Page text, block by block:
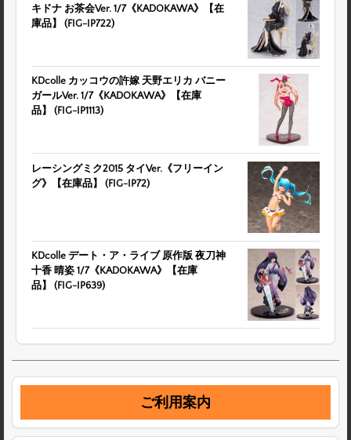
キドナ お茶会Ver. 1/7《KADOKAWA》【在
庫品】 (FIG-IP722)
KDcolle カッコウの許嫁 天野エリカ バニー
ガールVer. 1/7《KADOKAWA》【在庫
品】 (FIG-IP1113)
レーシングミク2015 タイVer.《フリーイン
グ》【在庫品】 (FIG-IP72)
KDcolle デート・ア・ライブ 原作版 夜刀神
十香 晴姿 1/7《KADOKAWA》【在庫
品】 (FIG-IP639)
ご利用案内